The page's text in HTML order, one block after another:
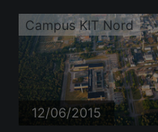
Campus KIT Nord
12/06/2015